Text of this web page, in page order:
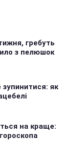
гребуть
з пелюшок
зупинитися: як
на краще: